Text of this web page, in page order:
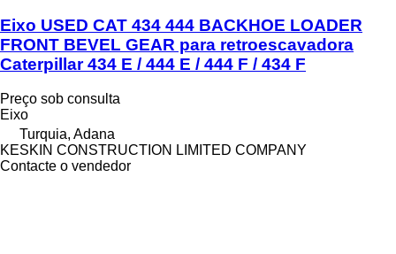
Eixo USED CAT 434 444 BACKHOE LOADER
FRONT BEVEL GEAR para retroescavadora
Caterpillar 434 E / 444 E / 444 F / 434 F
Preço sob consulta
Eixo
Turquia, Adana
KESKIN CONSTRUCTION LIMITED COMPANY
Contacte o vendedor